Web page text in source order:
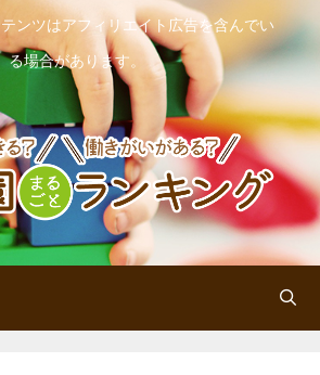
ンツはアフィリエイト広告を含んでい
る場合があります。